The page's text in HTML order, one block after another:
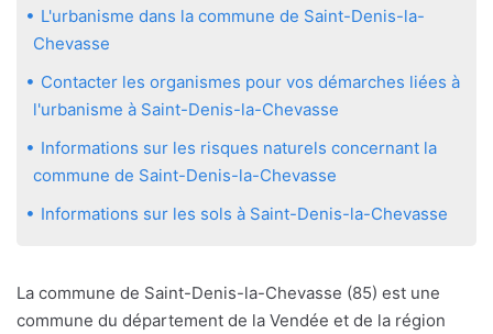
L'urbanisme dans la commune de Saint-Denis-la-
Chevasse
Contacter les organismes pour vos démarches liées à
l'urbanisme à Saint-Denis-la-Chevasse
Informations sur les risques naturels concernant la
commune de Saint-Denis-la-Chevasse
Informations sur les sols à Saint-Denis-la-Chevasse
La commune de Saint-Denis-la-Chevasse (85) est une
commune du département de la Vendée et de la région